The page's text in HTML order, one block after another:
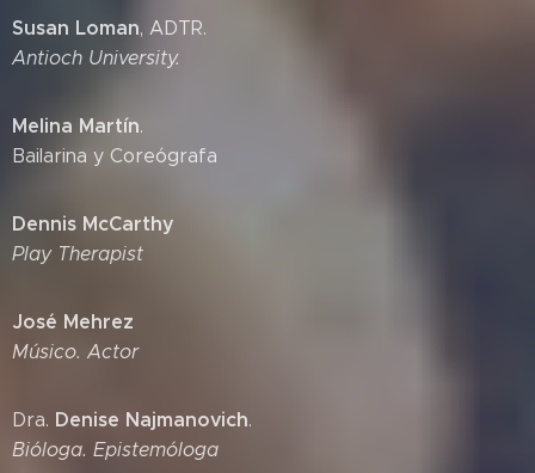
Susan Loman, ADTR.
Antioch University.
Melina Martín.
Bailarina y Coreógrafa
Dennis McCarthy
Play Therapist
José Mehrez
Músico. Actor
Dra. Denise Najmanovich.
Bióloga. Epistemóloga